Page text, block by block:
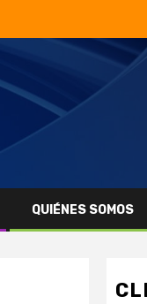
QUIÉNES SOMOS